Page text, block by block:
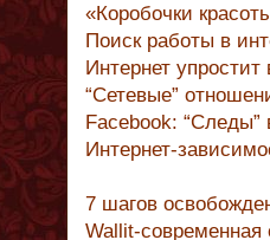
«Коробочки
Поиск работы в
Интернет
“Сетевые”
Facebook: “Следы”
Интернет-
7 шагов
Wallit-современная